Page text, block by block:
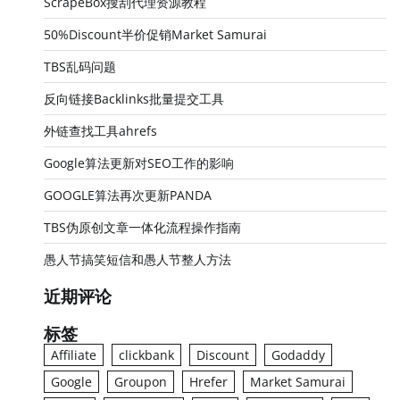
50%Discount半价促销Market Samurai
TBS乱码问题
反向链接Backlinks批量提交工具
外链查找工具ahrefs
Google算法更新对SEO工作的影响
GOOGLE算法再次更新PANDA
TBS伪原创文章一体化流程操作指南
愚人节搞笑短信和愚人节整人方法
近期评论
标签
Affiliate clickbank Discount
Godaddy
Google
Groupon Hrefer
Market Samurai